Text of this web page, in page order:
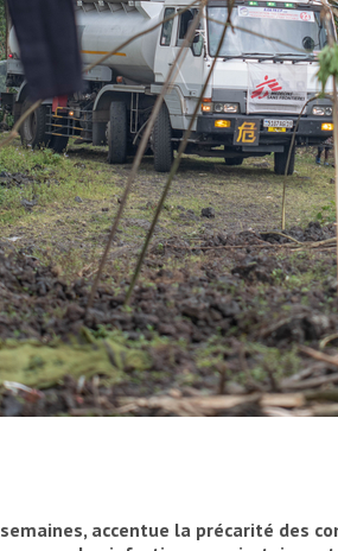
localités de Kanyaruchinya, et de
accentue la précarité des